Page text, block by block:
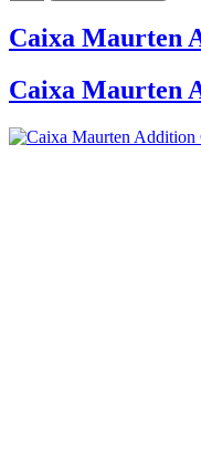
Caixa Maurten
Caixa Maurten